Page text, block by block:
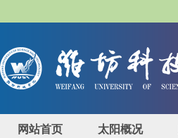
网站首页 太阳概况